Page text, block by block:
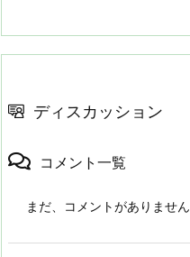
ディスカッション
コメント一覧
まだ、コメントがありません